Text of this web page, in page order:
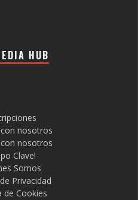
HUB
nosotros
nosotros
Clave!
Somos
Privacidad
de Cookies